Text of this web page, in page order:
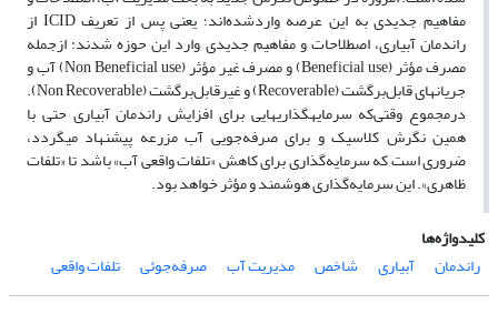
مفاهیم جدیدی به این عرصه واردشده‌اند؛ یعنی پس از تعریف ICID از
راندمان آبیاری، اصطلاحات و مفاهیم جدیدی وارد این حوزه شدند: ازجمله
مصرف مؤثر (Beneficial use) و مصرف غیر مؤثر (Non Beneficial use) آب و
جریان­های قابل‌برگشت (Recoverable) و غیرقابل‌برگشت (Non Recoverable).
درمجموع وقتی‌که سرمایه­گذاری­هایی برای افزایش راندمان آبیاری حتی با
همین نگرش کلاسیک و برای صرفه‌جویی آب مزرعه پیشنهاد می­گردد،
ضروری است که سرمایه‌گذاری برای کاهش «تلفات واقعی آب» باشد تا «تلفات
ظاهری». این سرمایه‌گذاری هوشمند و مؤثر خواهد بود.
کلیدواژه‌ها
راندمان
آبیاری شاخص مدیریت آب صرفه‌جوئی تلفات واقعی